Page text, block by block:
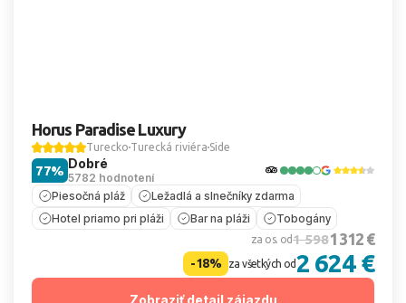
Horus Paradise Luxury
Turecko Turecká riviéra Side
Dobré
5782 hodnotení
77%
Piesočná pláž
Ležadlá a slnečníky zdarma
Hotel priamo pri pláži
Bar na pláži Tobogány
za os. od1 5981 312 €
-18% za všetkých od2 624 €
Zobraziť detail zájazdu